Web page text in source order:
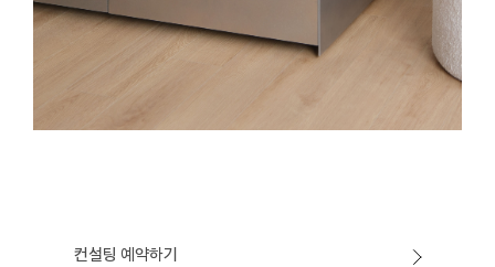
컨설팅 예약하기